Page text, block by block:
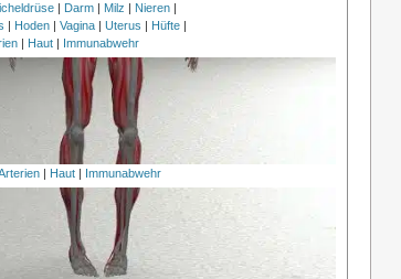
| Darm | Milz | Nieren |
| Hoden |Vagina |Uterus | Hüfte |
| Haut| Immunabwehr
| Haut| Immunabwehr